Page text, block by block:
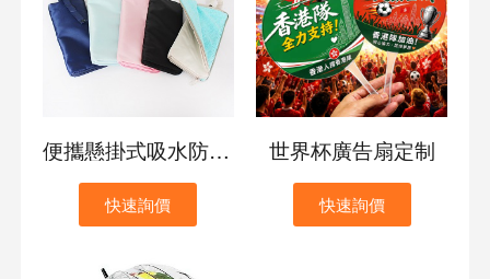
便攜懸掛式吸水防漏雨傘套
快速詢價
世界杯廣告扇定制
快速詢價